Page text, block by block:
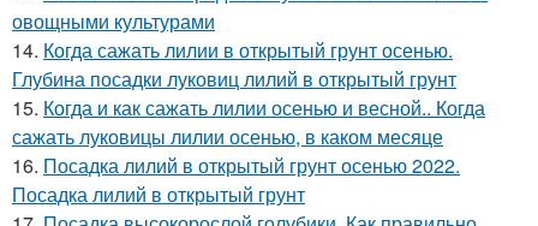
овощными культурами
14. Когда сажать лилии в открытый грунт осенью.
Глубина посадки луковиц лилий в открытый грунт
15. Когда и как сажать лилии осенью и весной.. Когда
сажать луковицы лилии осенью, в каком месяце
16. Посадка лилий в открытый грунт осенью 2022.
Посадка лилий в открытый грунт